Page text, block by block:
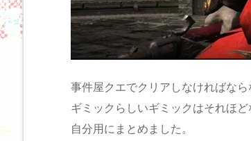
事件屋クエでクリアしなければなら
ギミックらしいギミックはそれほ
自分用にまとめました。